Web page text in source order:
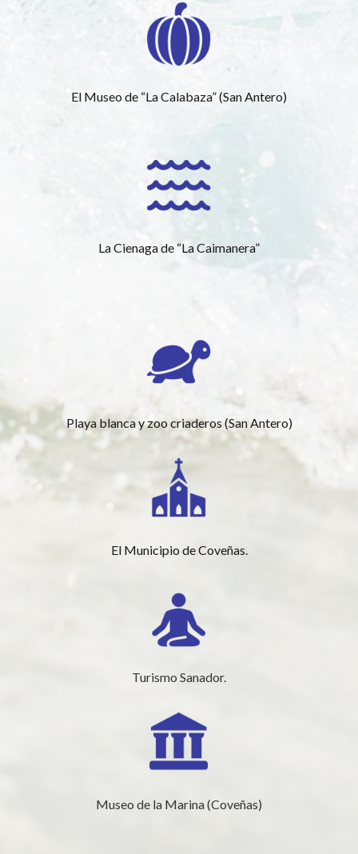
El Museo de “La Calabaza” (San Antero)
La Cienaga de “La Caimanera”
Playa blanca y zoo criaderos (San Antero)
El Municipio de Coveñas.
Turismo Sanador.
Museo de la Marina (Coveñas)